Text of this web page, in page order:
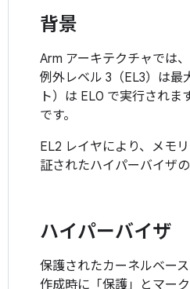
背景
Arm アーキテクチャでは
例外レベル 3（EL3）は最
ト）は EL0 で実行されま
です。
EL2 レイヤにより、メモ
証されたハイパーバイザ
ハイパーバイザ
保護されたカーネルベー
作成時に「保護」とマー